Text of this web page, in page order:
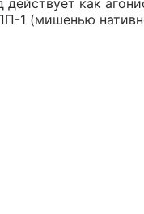
действует как
1 (мишенью